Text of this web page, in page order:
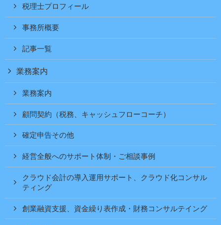
税理士プロフィール
事務所概要
記事一覧
業務案内
業務案内
顧問契約（税務、キャッシュフローコーチ）
確定申告その他
経営全般へのサポート体制・ご相談事例
クラウド会計の導入運用サポート、クラウド化コンサル
ティング
創業融資支援、資金繰り表作成・財務コンサルテイング